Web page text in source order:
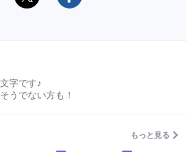
字です♪
うでない方も！
もっと見る